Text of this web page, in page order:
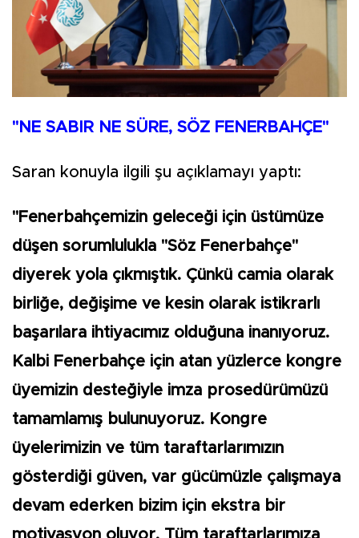
"NE SABIR NE SÜRE, SÖZ FENERBAHÇE"
Saran konuyla ilgili şu açıklamayı yaptı:
"Fenerbahçemizin geleceği için üstümüze
düşen sorumlulukla "Söz Fenerbahçe"
diyerek yola çıkmıştık. Çünkü camia olarak
birliğe, değişime ve kesin olarak istikrarlı
başarılara ihtiyacımız olduğuna inanıyoruz.
Kalbi Fenerbahçe için atan yüzlerce kongre
üyemizin desteğiyle imza prosedürümüzü
tamamlamış bulunuyoruz. Kongre
üyelerimizin ve tüm taraftarlarımızın
gösterdiği güven, var gücümüzle çalışmaya
devam ederken bizim için ekstra bir
motivasyon oluyor. Tüm taraftarlarımıza